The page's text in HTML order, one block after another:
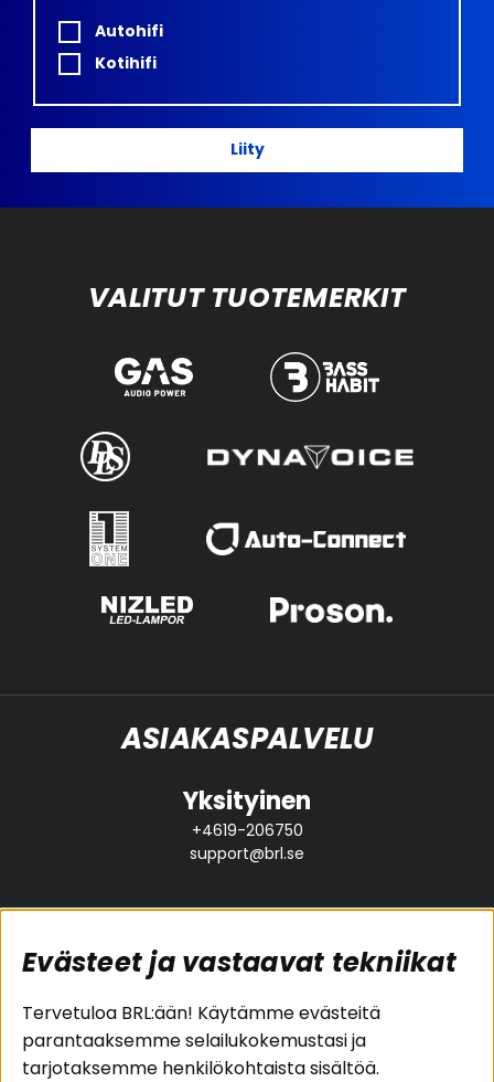
Autohifi
Kotihifi
Liity
VALITUT TUOTEMERKIT
ASIAKASPALVELU
Yksityinen
+4619-206750
support@brl.se
Suositut sivut
Pakettiratkaisut
Asiakaspalvelu
Evästeet
Evästeet ja vastaavat tekniikat
Tervetuloa BRL:ään! Käytämme evästeitä
parantaaksemme selailukokemustasi ja
tarjotaksemme henkilökohtaista sisältöä.